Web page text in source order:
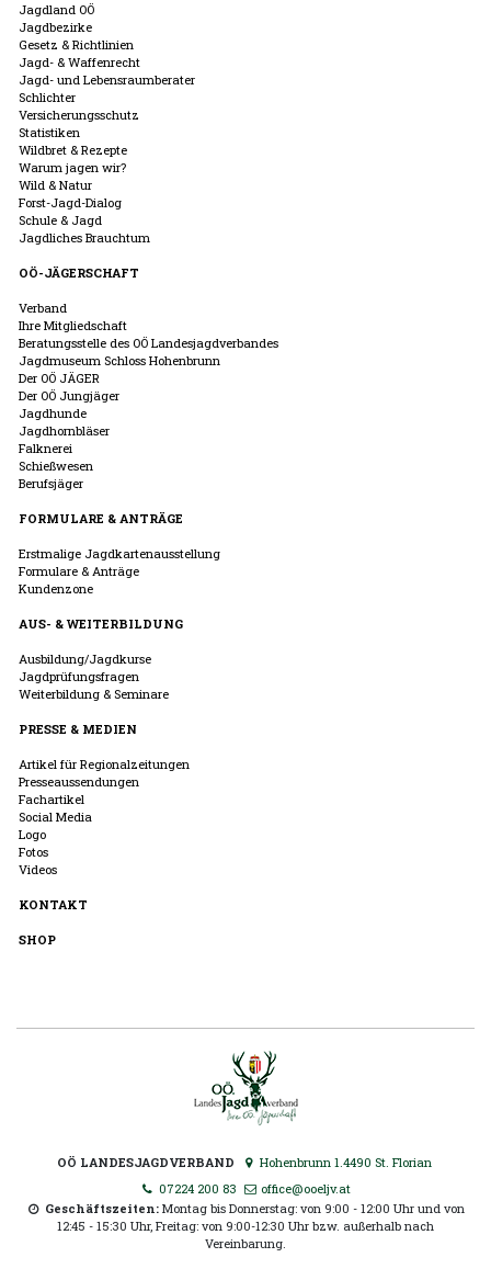
Jagdland OÖ
Jagdbezirke
Gesetz & Richtlinien
Jagd- & Waffenrecht
Jagd- und Lebensraumberater
Schlichter
Versicherungsschutz
Statistiken
Wildbret & Rezepte
Warum jagen wir?
Wild & Natur
Forst-Jagd-Dialog
Schule & Jagd
Jagdliches Brauchtum
OÖ-JÄGERSCHAFT
Verband
Ihre Mitgliedschaft
Beratungsstelle des OÖ Landesjagdverbandes
Jagdmuseum Schloss Hohenbrunn
Der OÖ JÄGER
Der OÖ Jungjäger
Jagdhunde
Jagdhornbläser
Falknerei
Schießwesen
Berufsjäger
FORMULARE & ANTRÄGE
Erstmalige Jagdkartenausstellung
Formulare & Anträge
Kundenzone
AUS- & WEITERBILDUNG
Ausbildung/Jagdkurse
Jagdprüfungsfragen
Weiterbildung & Seminare
PRESSE & MEDIEN
Artikel für Regionalzeitungen
Presseaussendungen
Fachartikel
Social Media
Logo
Fotos
Videos
KONTAKT
SHOP
OÖ LANDESJAGDVERBAND
Hohenbrunn 1.4490 St. Florian
07224 200 83
office@ooeljv.at
Geschäftszeiten: Montag bis Donnerstag: von 9:00 - 12:00 Uhr und von
12:45 - 15:30 Uhr, Freitag: von 9:00-12:30 Uhr bzw. außerhalb nach
Vereinbarung.